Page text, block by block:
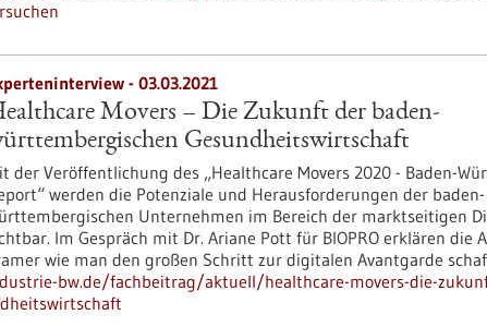
- 03.03.2021
Movers – Die Zukunft der baden-
Gesundheitswirtschaft
der Veröffentlichung des „Healthcare Movers 2020 - Baden-
werden die Potenziale und Herausforderungen der baden-
Unternehmen im Bereich der marktseitigen
Im Gespräch mit Dr. Ariane Pott für BIOPRO erklären die
wie man den großen Schritt zur digitalen Avantgarde
bw.de/fachbeitrag/aktuell/healthcare-movers-die-